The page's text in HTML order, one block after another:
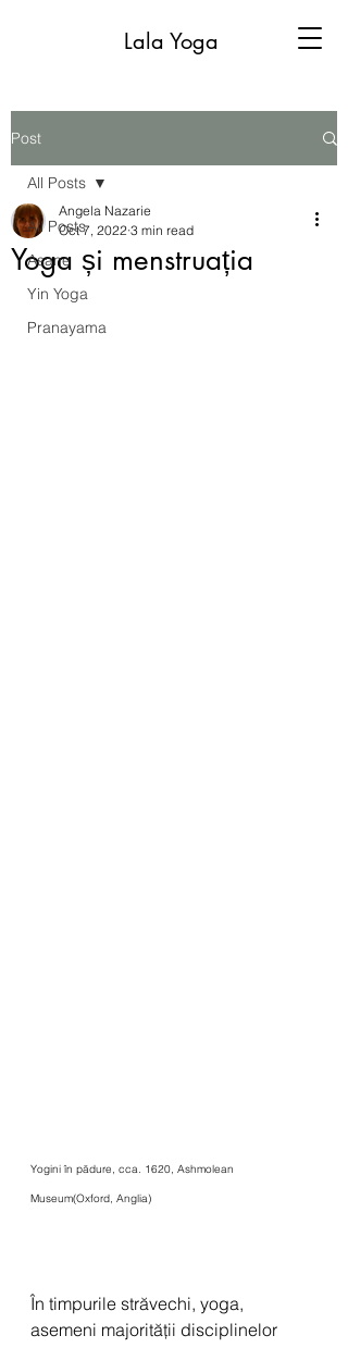
Lala Yoga
Post
All Posts
Asane
Yin Yoga
Pranayama
All Posts
Yoga și menstruația
Angela Nazarie
Oct 7, 2022 3 min read
Yogini în pădure, cca. 1620, Ashmolean
Museum(Oxford, Anglia)
În timpurile străvechi, yoga,
asemeni majorității disciplinelor